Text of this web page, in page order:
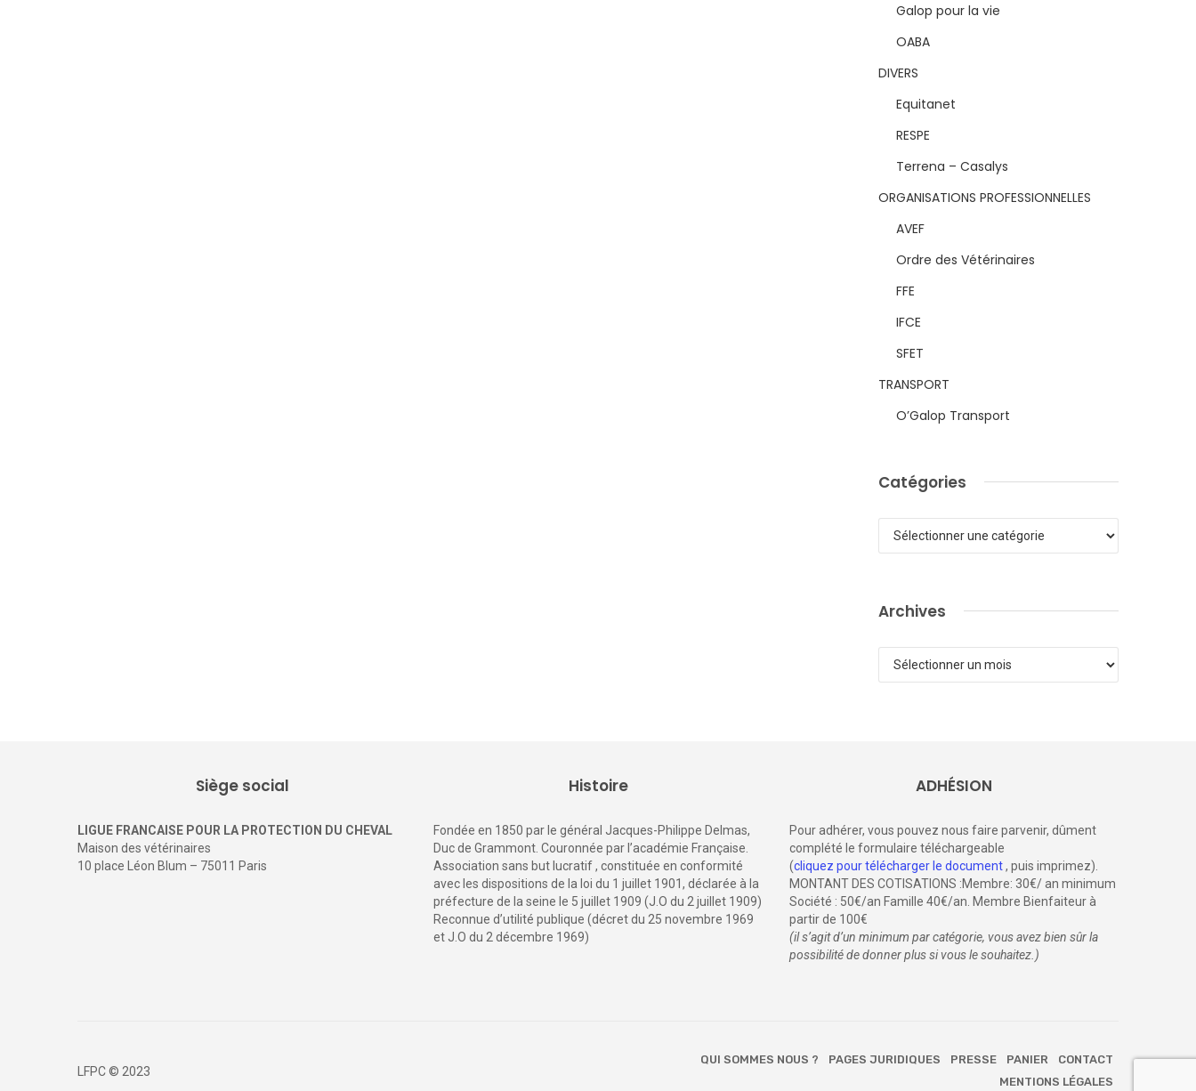
Galop pour la vie
OABA
DIVERS
Equitanet
RESPE
Terrena – Casalys
ORGANISATIONS PROFESSIONNELLES
AVEF
Ordre des Vétérinaires
FFE
IFCE
SFET
TRANSPORT
O’Galop Transport
Catégories
Archives
Siège social
LIGUE FRANCAISE POUR LA PROTECTION DU CHEVAL
Maison des vétérinaires
10 place Léon Blum – 75011 Paris
Histoire
Fondée en 1850 par le général Jacques-Philippe Delmas,
Duc de Grammont. Couronnée par l’académie Française.
Association sans but lucratif , constituée en conformité
avec les dispositions de la loi du 1 juillet 1901, déclarée à la
préfecture de la seine le 5 juillet 1909 (J.O du 2 juillet 1909)
Reconnue d’utilité publique (décret du 25 novembre 1969
et J.O du 2 décembre 1969)
ADHÉSION
Pour adhérer, vous pouvez nous faire parvenir, dûment
complété le formulaire téléchargeable
(cliquez pour télécharger le document, puis imprimez).
MONTANT DES COTISATIONS :Membre: 30€/ an minimum
Société : 50€/an Famille 40€/an. Membre Bienfaiteur à
partir de 100€
(il s’agit d’un minimum par catégorie, vous avez bien sûr la
possibilité de donner plus si vous le souhaitez.)
LFPC © 2023
QUI SOMMES NOUS ? PAGES JURIDIQUES PRESSE PANIER
CONTACT
MENTIONS LÉGALES